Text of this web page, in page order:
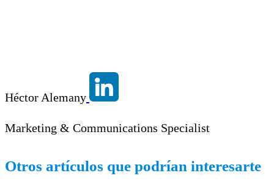
Héctor Alemany
Marketing & Communications Specialist
Otros artículos que podrían interesarte